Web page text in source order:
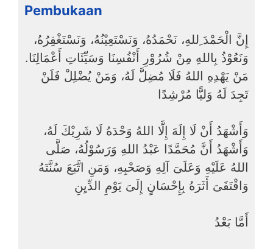
Pembukaan
إِنَّ الْحَمْدَ ِللهِ، نَحْمَدُهُ، وَنَسْتَعِيْنُهُ، وَنَسْتَغْفِرُهُ،
وَنَعُوْذُ بِاللهِ مِنْ شُرُوْرِ أَنْفُسِنَا وَسَيِّئَاتِ أَعْمَالِنَا.
مَنْ يَهْدِهِ اللهُ فَلَا مُضِلَّ لَهُ، وَمَنْ يُضْلِلْ فَلَنْ
تَجِدَ لَهُ وَليًّا مُرْشِدًا
وَأَشْهَدُ أَنْ لَا إِلَهَ إِلَّا اللهُ وَحْدَهُ لَا شَرِيْكَ لَهُ،
وَأَشْهَدُ أَنَّ مُحَمَّدًا عَبْدُ اللهِ وَرَسُوْلُهُ، صَلَّى
اللهُ عَلَيْهِ وَعَلَىَ آلِهِ وَصَحْبِهِ، وَمَنِ اتَّبَعَ سُنَّتَهُ
وَاقْتَفَىَ أَثَرَهُ بِإِحْسَانٍ إِلَىَ يَوْمِ الدِّيِنِ
أَمَّا بَعْدُ